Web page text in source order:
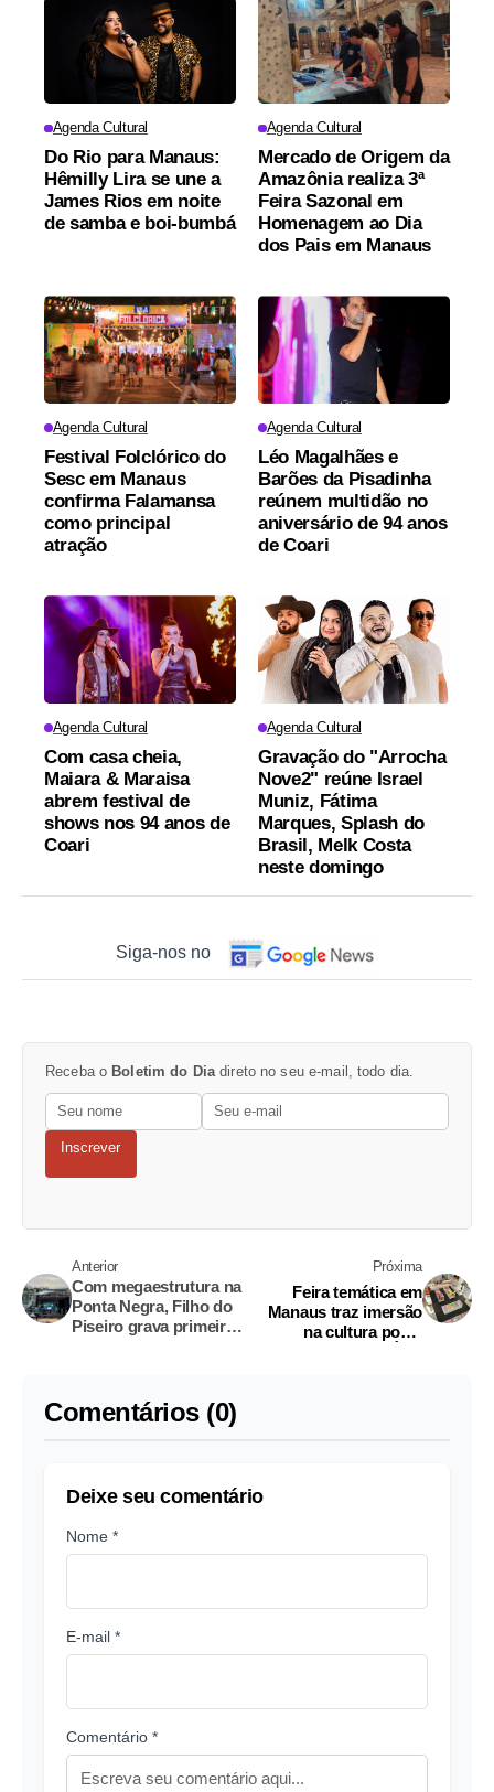
Agenda Cultural
Do Rio para Manaus:
Hêmilly Lira se une a
James Rios em noite
de samba e boi-bumbá
Agenda Cultural
Mercado de Origem da
Amazônia realiza 3ª
Feira Sazonal em
Homenagem ao Dia
dos Pais em Manaus
Agenda Cultural
Festival Folclórico do
Sesc em Manaus
confirma Falamansa
como principal
atração
Agenda Cultural
Léo Magalhães e
Barões da Pisadinha
reúnem multidão no
aniversário de 94 anos
de Coari
Agenda Cultural
Com casa cheia,
Maiara & Maraisa
abrem festival de
shows nos 94 anos de
Coari
Agenda Cultural
Gravação do "Arrocha
Nove2" reúne Israel
Muniz, Fátima
Marques, Splash do
Brasil, Melk Costa
neste domingo
Siga-nos no
Receba o Boletim do Diadireto no seu e-mail, todo dia.
Inscrever
Anterior
Com megaestrutura na
Ponta Negra, Filho do
Piseiro grava primeiro
Próxima
Feira temática em
Manaus traz imersão
na cultura pop e
Comentários (0)
Deixe seu comentário
Nome *
E-mail *
Comentário *